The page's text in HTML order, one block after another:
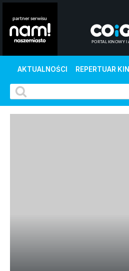
AKTUALNOŚCI REPERTUAR KIN